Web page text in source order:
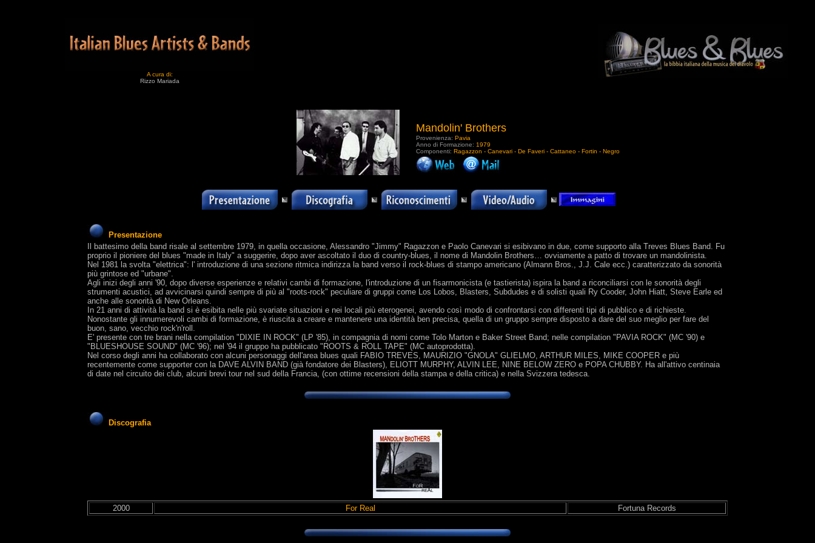
A cura di:
Rizzo Mariada
Mandolin' Brothers
Provenienza: Pavia
Anno di Formazione: 1979
Componenti: Ragazzon - Canevari - De Faveri - Cattaneo - Fortin - Negro
Presentazione
Il battesimo della band risale al settembre 1979, in quella occasione, Alessandro "Jimmy" Ragazzon e Paolo Canevari si esibivano in due, come supporto alla Treves Blues Band. Fu
proprio il pioniere del blues "made in Italy" a suggerire, dopo aver ascoltato il duo di country-blues, il nome di Mandolin Brothers… ovviamente a patto di trovare un mandolinista.
Nel 1981 la svolta "elettrica": l' introduzione di una sezione ritmica indirizza la band verso il rock-blues di stampo americano (Almann Bros., J.J. Cale ecc.) caratterizzato da sonorità
più grintose ed "urbane".
Agli inizi degli anni '90, dopo diverse esperienze e relativi cambi di formazione, l'introduzione di un fisarmonicista (e tastierista) ispira la band a riconciliarsi con le sonorità degli
strumenti acustici, ad avvicinarsi quindi sempre di più al "roots-rock" peculiare di gruppi come Los Lobos, Blasters, Subdudes e di solisti quali Ry Cooder, John Hiatt, Steve Earle ed
anche alle sonorità di New Orleans.
In 21 anni di attività la band si è esibita nelle più svariate situazioni e nei locali più eterogenei, avendo così modo di confrontarsi con differenti tipi di pubblico e di richieste.
Nonostante gli innumerevoli cambi di formazione, è riuscita a creare e mantenere una identità ben precisa, quella di un gruppo sempre disposto a dare del suo meglio per fare del
buon, sano, vecchio rock'n'roll.
E' presente con tre brani nella compilation "DIXIE IN ROCK" (LP '85), in compagnia di nomi come Tolo Marton e Baker Street Band; nelle compilation "PAVIA ROCK" (MC '90) e
"BLUESHOUSE SOUND" (MC '96); nel '94 il gruppo ha pubblicato "ROOTS & ROLL TAPE" (MC autoprodotta).
Nel corso degli anni ha collaborato con alcuni personaggi dell'area blues quali FABIO TREVES, MAURIZIO "GNOLA" GLIELMO, ARTHUR MILES, MIKE COOPER e più
recentemente come supporter con la DAVE ALVIN BAND (già fondatore dei Blasters), ELIOTT MURPHY, ALVIN LEE, NINE BELOW ZERO e POPA CHUBBY. Ha all'attivo centinaia
di date nel circuito dei club, alcuni brevi tour nel sud della Francia, (con ottime recensioni della stampa e della critica) e nella Svizzera tedesca.
Discografia
2000 For Real Fortuna Records